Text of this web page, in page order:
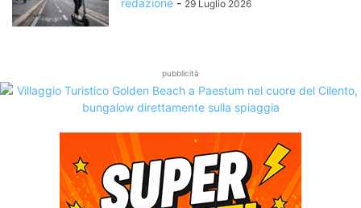
29 Luglio 2026
pubblicità